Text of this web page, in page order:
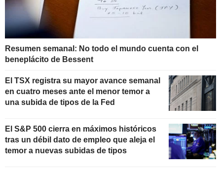
Resumen semanal: No todo el mundo cuenta con el
beneplácito de Bessent
El TSX registra su mayor avance semanal
en cuatro meses ante el menor temor a
una subida de tipos de la Fed
El S&P 500 cierra en máximos históricos
tras un débil dato de empleo que aleja el
temor a nuevas subidas de tipos